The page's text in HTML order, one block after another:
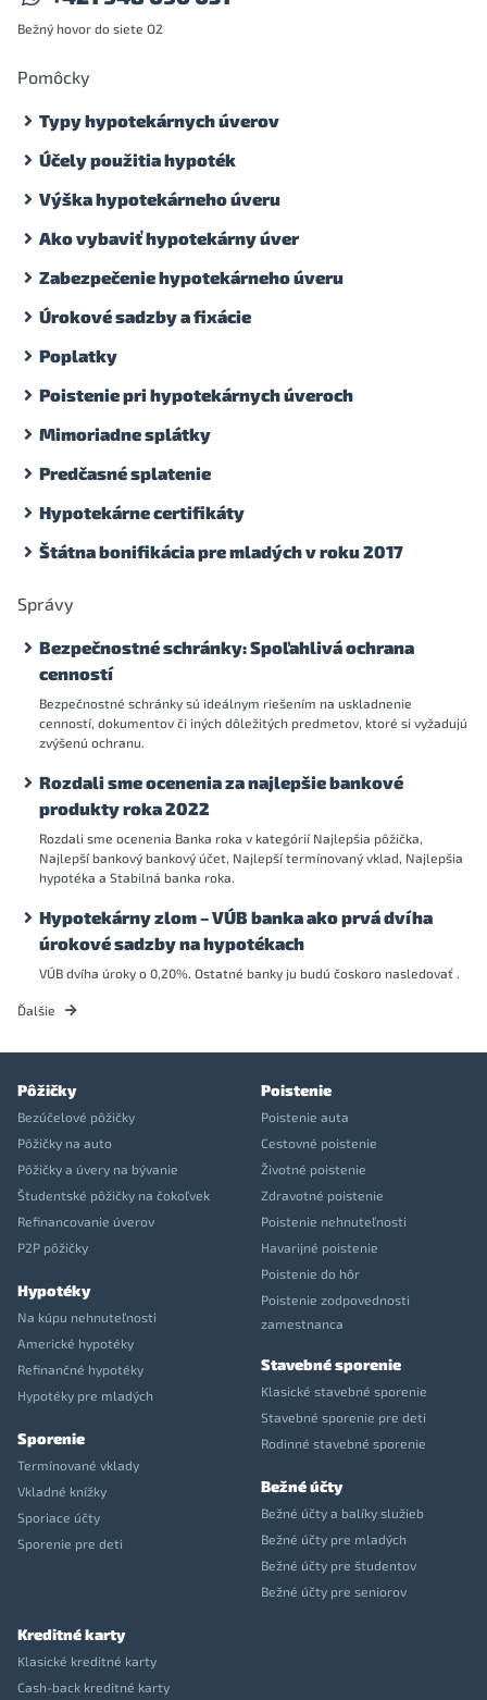
Bežný hovor do siete O2
Pomôcky
Typy hypotekárnych úverov
Účely použitia hypoték
Výška hypotekárneho úveru
Ako vybaviť hypotekárny úver
Zabezpečenie hypotekárneho úveru
Úrokové sadzby a fixácie
Poplatky
Poistenie pri hypotekárnych úveroch
Mimoriadne splátky
Predčasné splatenie
Hypotekárne certifikáty
Štátna bonifikácia pre mladých v roku 2017
Správy
Bezpečnostné schránky: Spoľahlivá ochrana
cenností
Bezpečnostné schránky sú ideálnym riešením na uskladnenie
cenností, dokumentov či iných dôležitých predmetov, ktoré si vyžadujú
zvýšenú ochranu.
Rozdali sme ocenenia za najlepšie bankové
produkty roka 2022
Rozdali sme ocenenia Banka roka v kategórií Najlepšia pôžička,
Najlepší bankový bankový účet, Najlepší termínovaný vklad, Najlepšia
hypotéka a Stabilná banka roka.
Hypotekárny zlom – VÚB banka ako prvá dvíha
úrokové sadzby na hypotékach
VÚB dvíha úroky o 0,20%. Ostatné banky ju budú čoskoro nasledovať .
Ďalšie
Pôžičky
Bezúčelové pôžičky
Pôžičky na auto
Pôžičky a úvery na bývanie
Študentské pôžičky na čokoľvek
Refinancovanie úverov
P2P pôžičky
Hypotéky
Na kúpu nehnuteľnosti
Americké hypotéky
Refinančné hypotéky
Hypotéky pre mladých
Sporenie
Termínované vklady
Vkladné knížky
Sporiace účty
Sporenie pre deti
Poistenie
Poistenie auta
Cestovné poistenie
Životné poistenie
Zdravotné poistenie
Poistenie nehnuteľnosti
Havarijné poistenie
Poistenie do hôr
Poistenie zodpovednosti
zamestnanca
Stavebné sporenie
Klasické stavebné sporenie
Stavebné sporenie pre deti
Rodinné stavebné sporenie
Bežné účty
Bežné účty a balíky služieb
Bežné účty pre mladých
Bežné účty pre študentov
Bežné účty pre seniorov
Kreditné karty
Klasické kreditné karty
Cash-back kreditné karty